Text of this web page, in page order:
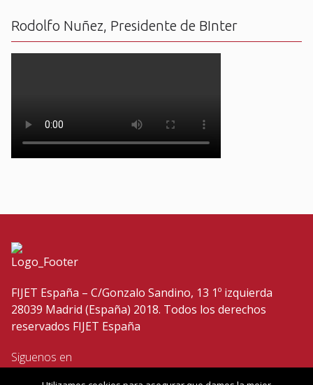
Rodolfo Nuñez, Presidente de BInter
FIJET España – C/Gonzalo Sandino, 13 1º izquierda
28039 Madrid (España) 2018. Todos los derechos
reservados FIJET España
Siguenos en